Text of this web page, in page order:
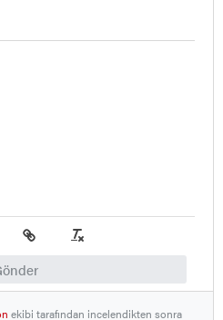
ekibi tarafından incelendikten sonra